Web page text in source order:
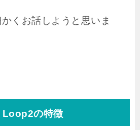
くお話しようと思いま
の特徴